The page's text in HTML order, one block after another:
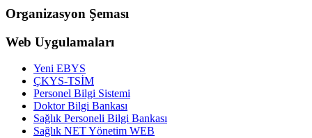
Organizasyon Şeması
Web Uygulamaları
Yeni EBYS
ÇKYS-TSİM
Personel Bilgi Sistemi
Doktor Bilgi Bankası
Sağlık Personeli Bilgi Bankası
Sağlık NET Yönetim WEB